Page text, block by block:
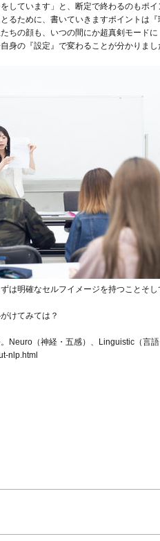
しています」と、断定で終わるのもポイ
るために、書いていきますポイントは『
ちの顔も、いつの間にか超真剣モードに
身の『設定』で変わることが分かりま
は明確なセルフイメージを持つこと そし
けてみては？
Neuro（神経・五感）、Linguistic（言
nlp.html